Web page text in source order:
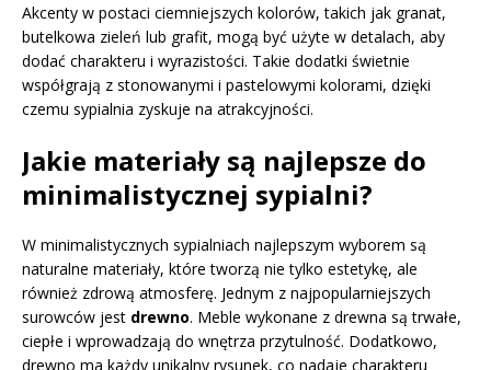
Akcenty w postaci ciemniejszych kolorów, takich jak granat,
butelkowa zieleń lub grafit, mogą być użyte w detalach, aby
dodać charakteru i wyrazistości. Takie dodatki świetnie
współgrają z stonowanymi i pastelowymi kolorami, dzięki
czemu sypialnia zyskuje na atrakcyjności.
Jakie materiały są najlepsze do
minimalistycznej sypialni?
W minimalistycznych sypialniach najlepszym wyborem są
naturalne materiały, które tworzą nie tylko estetykę, ale
również zdrową atmosferę. Jednym z najpopularniejszych
surowców jest drewno. Meble wykonane z drewna są trwałe,
ciepłe i wprowadzają do wnętrza przytulność. Dodatkowo,
drewno ma każdy unikalny rysunek, co nadaje charakteru